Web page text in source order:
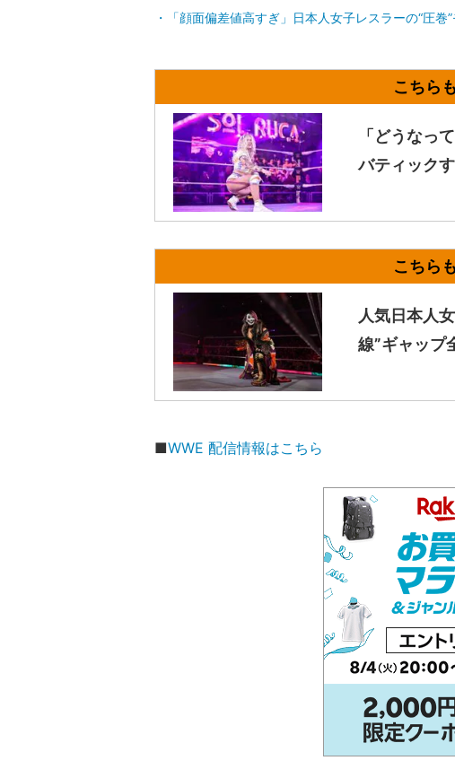
「顔面偏差値高すぎ」日本人女子レスラーの“圧
「どうなっ
バティック
人気日本人
線”ギャップ
■WWE 配信情報はこちら